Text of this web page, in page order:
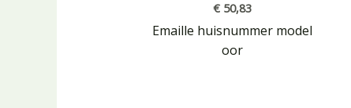
€ 50,83
Emaille huisnummer model
oor